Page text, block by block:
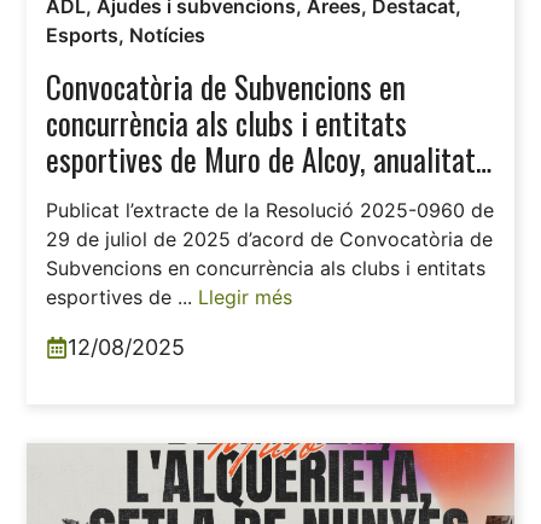
ADL,Ajudes i subvencions,Àrees, Destacat,
Esports, Notícies
Convocatòria de Subvencions en
concurrència als clubs i entitats
esportives de Muro de Alcoy, anualitat
2025.
Publicat l’extracte de la Resolució 2025-0960 de
29 de juliol de 2025 d’acord de Convocatòria de
Subvencions en concurrència als clubs i entitats
esportives de ... Llegir més
12/08/2025